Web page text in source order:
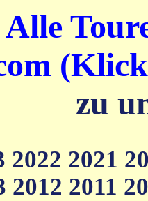
Alle
zu
2022 2021
2012 2011